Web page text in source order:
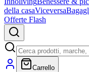
della casaViceversa
Offerte Flash
Carrello